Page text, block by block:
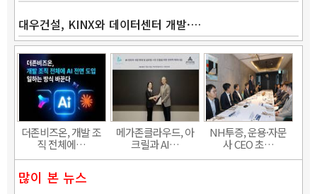
대우건설, KINX와 데이터센터 개발·…
더존비즈온, 개발 조
직 전체에…
메가존클라우드, 아
크릴과 AI…
NH투증, 운용·자문
사 CEO 초…
많이 본 뉴스